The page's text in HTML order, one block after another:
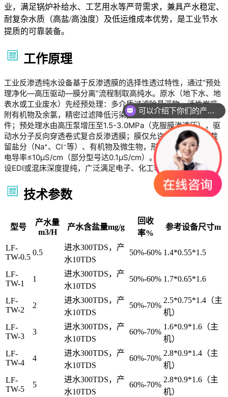
业，满足锅炉补给水、工艺用水等严苛需求，兼具产水稳定、
耐复杂水质（高盐/高浊度）及低运维成本优势，是工业节水
提质的可靠装备。
工作原理
工业反渗透纯水设备基于反渗透膜的选择性透过特性，通过“预处
理净化—高压驱动—膜分离”流程制取高纯水。原水（地下水、地
表水或工业废水）先经预处理：多介质过滤除悬浮物，活性炭吸
附有机物及余氯，精密过滤降低污染指数（SDI＜5），保护膜元
件；预处理水由高压泵增压至1.5-3.0MPa（克服膜渗透压），驱
动水分子反向穿透卷式复合反渗透膜；膜仅允许水分子通过，截
留盐分（Na⁺、Cl⁻等）、有机物及微生物，形成浓水排出，产水
电导率≤10μS/cm（部分型号达0.1μS/cm）。若需超纯水，可增
设EDI或混床深度提纯，广泛满足电子、化工等行业高纯水需求。
技术参数
型号
产水量
m3/H
产水含盐量mg/g
回收
率%
参考设备尺寸m
LF-
TW-0.5
0.5
进水300TDS，产
水10TDS
50%-60% 1.4*0.55*1.5
LF-
TW-1
1
进水300TDS，产
水10TDS
50%-60% 1.7*0.65*1.6
LF-
TW-2
2
进水300TDS，产
水10TDS
50%-70%
2.5*0.75*1.4（主
机）
LF-
TW-3
3
进水300TDS，产
水10TDS
60%-70%
1.6*0.9*1.6（主
机）
LF-
TW-4
4
进水300TDS，产
水10TDS
60%-70%
2.8*0.9*1.4（主
机）
LF-
TW-5
5
进水300TDS，产
水10TDS
60%-70%
2.8*0.9*1.6（主
机）
可以介绍下你们的产品么
你们是怎么收费的呢